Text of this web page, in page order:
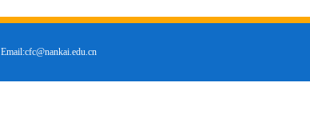
Email:cfc@nankai.edu.cn